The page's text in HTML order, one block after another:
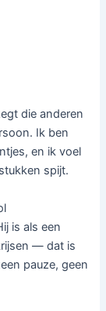
die anderen
Ik ben
en ik voel
spijt.
is als een
— dat is
pauze, geen